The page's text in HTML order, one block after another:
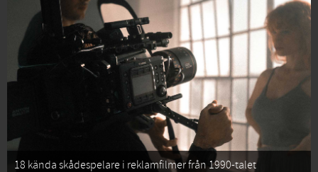
18 kända skådespelare i reklamfilmer från 1990-talet